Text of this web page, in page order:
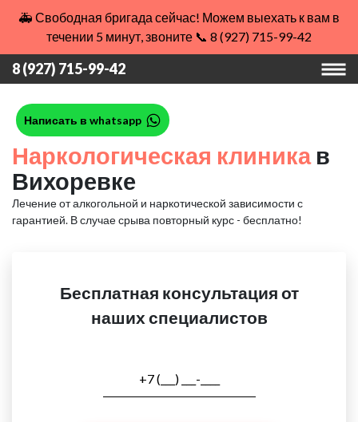
🚑 Свободная бригада сейчас! Можем выехать к вам в
течении 5 минут, звоните 📞 8 (927) 715-99-42
8 (927) 715-99-42
Написать в whatsapp
Наркологическая клиникав
Вихоревке
Лечение от алкогольной и наркотической зависимости с
гарантией. В случае срыва повторный курс - бесплатно!
Бесплатная консультация от
наших специалистов